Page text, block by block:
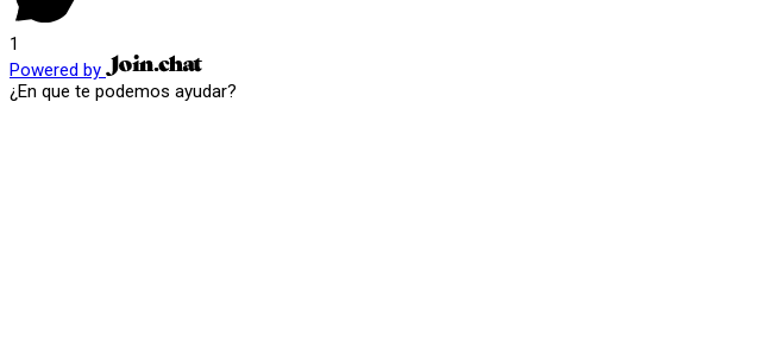
1
Powered by
¿En que te podemos ayudar?